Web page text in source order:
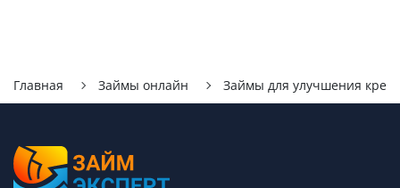
Главная Займы онлайн Займы для улучшения